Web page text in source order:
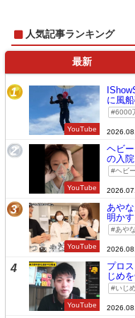
人気記事ランキング
最新
1
YouTube
に風
6000
2
YouTube
ヘビ
の入
ヘビ
3
YouTube
あや
明か
あや
4
YouTube
プロ
じめ
いじ